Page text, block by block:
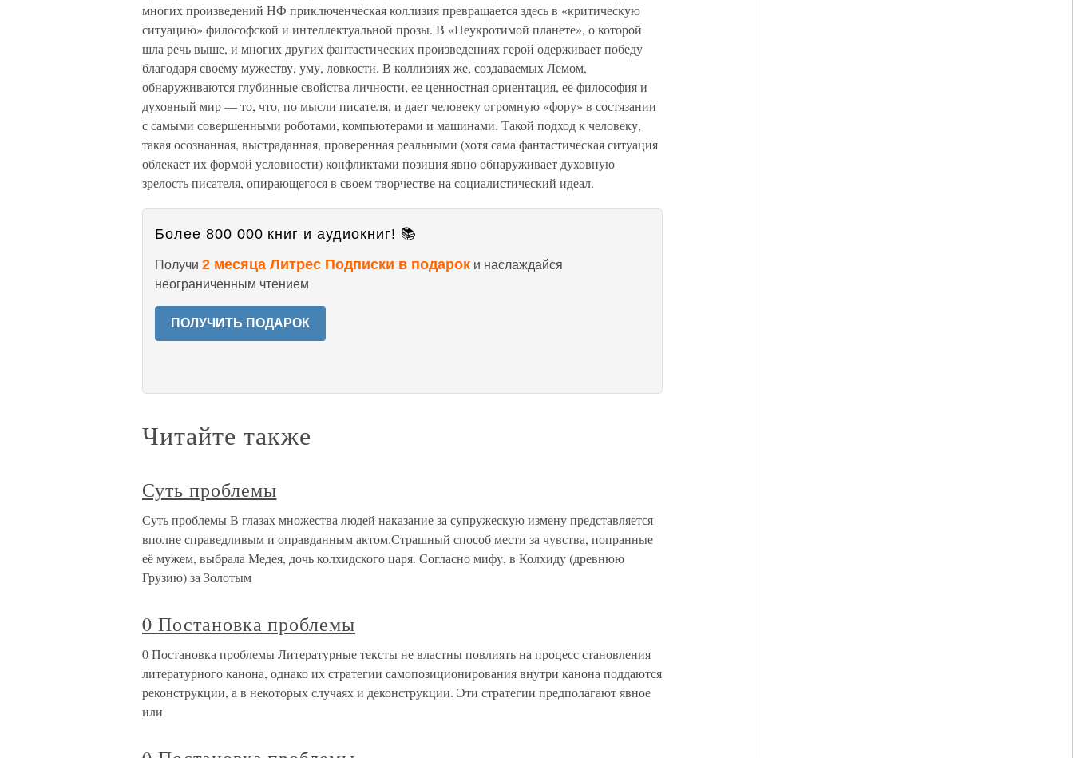
многих произведений НФ приключенческая коллизия превращается здесь в «критическую
ситуацию» философской и интеллектуальной прозы. В «Неукротимой планете», о которой
шла речь выше, и многих других фантастических произведениях герой одерживает победу
благодаря своему мужеству, уму, ловкости. В коллизиях же, создаваемых Лемом,
обнаруживаются глубинные свойства личности, ее ценностная ориентация, ее философия и
духовный мир — то, что, по мысли писателя, и дает человеку огромную «фору» в состязании
с самыми совершенными роботами, компьютерами и машинами. Такой подход к человеку,
такая осознанная, выстраданная, проверенная реальными (хотя сама фантастическая ситуация
облекает их формой условности) конфликтами позиция явно обнаруживает духовную
зрелость писателя, опирающегося в своем творчестве на социалистический идеал.
Более 800 000 книг и аудиокниг! 📚
Получи 2 месяца Литрес Подписки в подарок и наслаждайся
неограниченным чтением
ПОЛУЧИТЬ ПОДАРОК
Читайте также
Суть проблемы
Суть проблемы В глазах множества людей наказание за супружескую измену представляется
вполне справедливым и оправданным актом.Страшный способ мести за чувства, попранные
её мужем, выбрала Медея, дочь колхидского царя. Согласно мифу, в Колхиду (древнюю
Грузию) за Золотым
0 Постановка проблемы
0 Постановка проблемы Литературные тексты не властны повлиять на процесс становления
литературного канона, однако их стратегии самопозиционирования внутри канона поддаются
реконструкции, а в некоторых случаях и деконструкции. Эти стратегии предполагают явное
или